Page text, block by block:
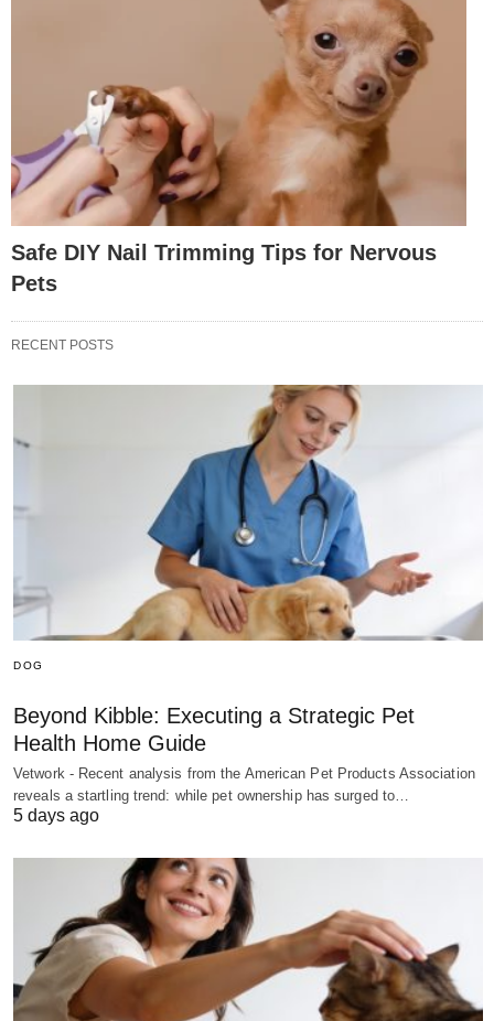
Safe DIY Nail Trimming Tips for Nervous
Pets
RECENT POSTS
DOG
Beyond Kibble: Executing a Strategic Pet
Health Home Guide
Vetwork - Recent analysis from the American Pet Products Association
reveals a startling trend: while pet ownership has surged to…
5 days ago